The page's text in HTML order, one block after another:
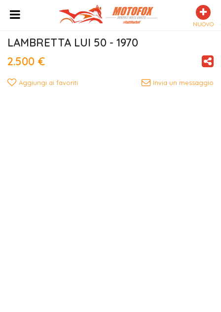
NUOVO
LAMBRETTA LUI 50 - 1970
2.500 €
Aggiungi ai favoriti Invia un messaggio